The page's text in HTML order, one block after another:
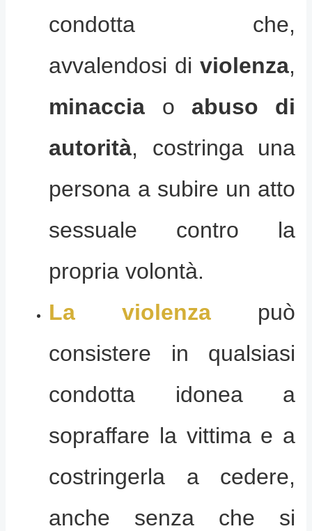
condotta che,
avvalendosi diviolenza,
minaccia o abuso di
autorità, costringa una
persona a subire un atto
sessuale contro la
propria volontà.
La violenza
può
consistere in qualsiasi
condotta idonea a
sopraffare la vittima e a
costringerla a cedere,
anche senza che si